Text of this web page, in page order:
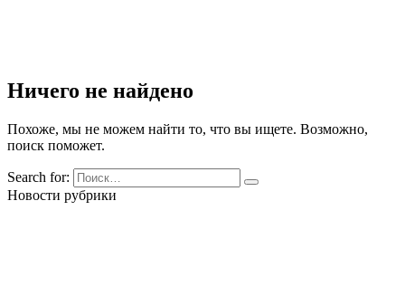
Ничего не найдено
Похоже, мы не можем найти то, что вы ищете. Возможно,
поиск поможет.
Search for:
Новости рубрики